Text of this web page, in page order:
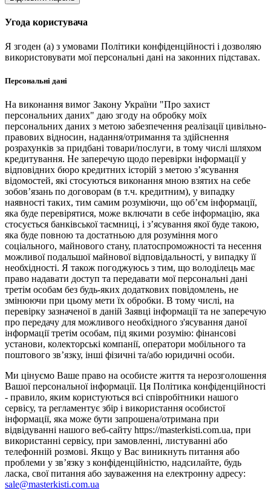
Угода користувача
Я згоден (а) з умовами Політики конфіденційності і дозволяю
використовувати мої персональні дані на законних підставах.
Персональні дані
На виконання вимог Закону України "Про захист
персональних даних" даю згоду на обробку моїх
персональних даних з метою забезпечення реалізації цивільно-
правових відносин, надання/отримання та здійснення
розрахунків за придбані товари/послуги, в тому числі шляхом
кредитування. Не заперечую щодо перевірки інформації у
відповідних бюро кредитних історій з метою з’ясування
відомостей, які стосуються виконання мною взятих на себе
зобов’язань по договорам (в т.ч. кредитним), у випадку
наявності таких, тим самим розуміючи, що об’єм інформації,
яка буде перевірятися, може включати в себе інформацію, яка
стосується банківської таємниці, і з’ясування якої буде такою,
яка буде повною та достатньою для розуміння мого
соціального, майнового стану, платоспроможності та несення
можливої подальшої майнової відповідальності, у випадку її
необхідності. Я також погоджуюсь з тим, що володілець має
право надавати доступ та передавати мої персональні дані
третім особам без будь-яких додаткових повідомлень, не
змінюючи при цьому мети їх обробки. В тому числі, на
перевірку зазначеної в даній Заявці інформації та не заперечую
про передачу для можливого необхідного з'ясування даної
інформації третім особам, під якими розумію: фінансові
установи, колекторські компанії, оператори мобільного та
поштового зв’язку, інші фізичні та/або юридичні особи.
Ми цінуємо Ваше право на особисте життя та нерозголошення
Вашої персональної інформації. Ця Політика конфіденційності
- правило, яким користуються всі співробітники нашого
сервісу, та регламентує збір і використання особистої
інформації, яка може бути запрошена/отримана при
відвідуванні нашого веб-сайту https://masterkisti.com.ua, при
використанні сервісу, при замовленні, листуванні або
телефонній розмові. Якщо у Вас виникнуть питання або
проблеми у зв’язку з конфіденційністю, надсилайте, будь
ласка, свої питання або зауваження на електронну адресу:
sale@masterkisti.com.ua